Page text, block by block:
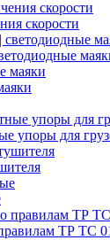
скорости
упоры для
ТР ТС